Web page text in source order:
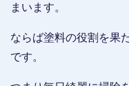
まいます。
ならば塗料の役割を果
です。